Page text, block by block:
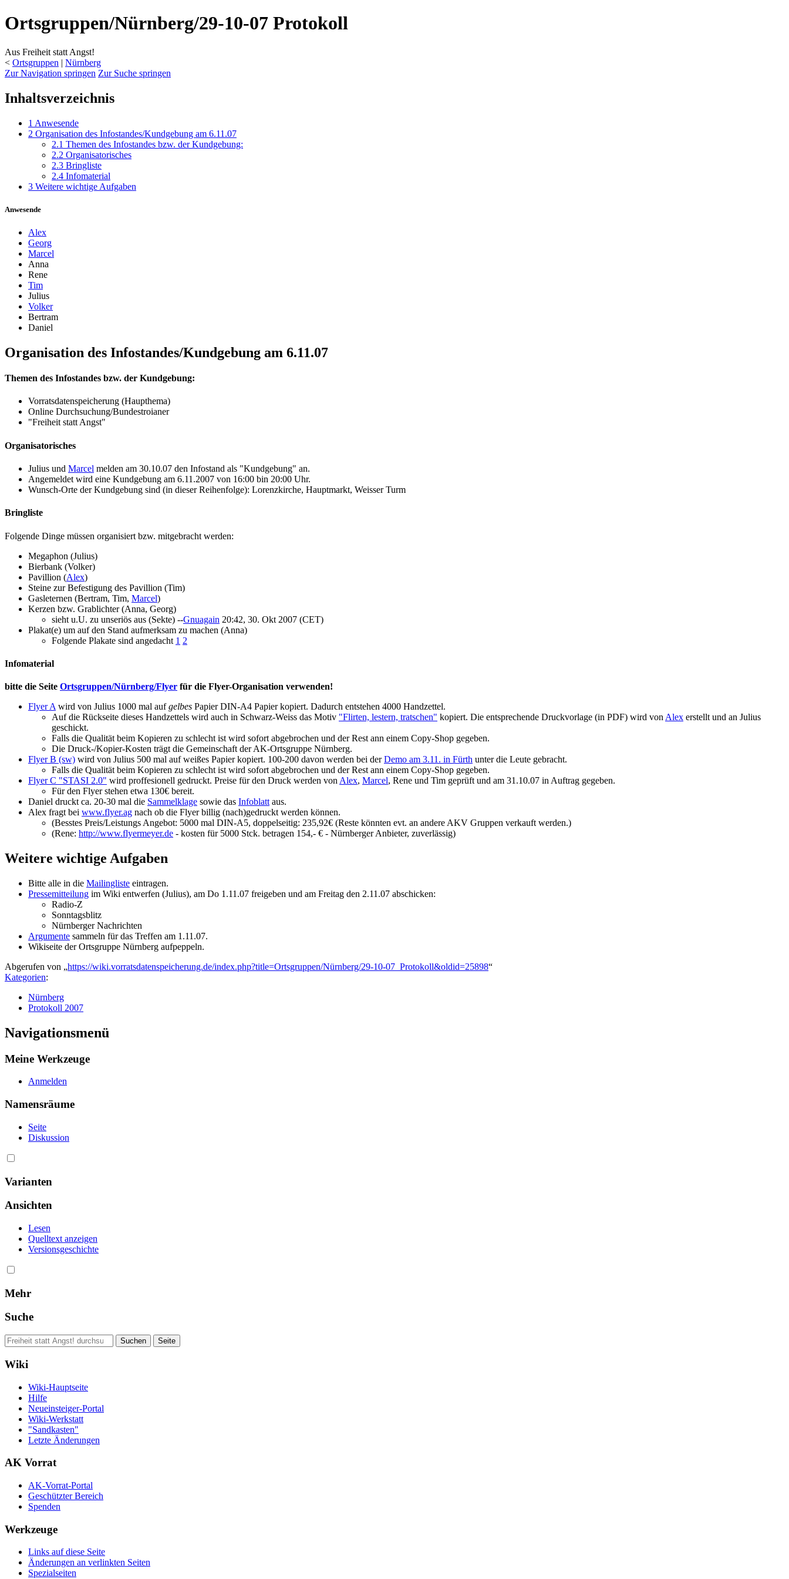
Ortsgruppen/Nürnberg/29-10-07 Protokoll
Aus Freiheit statt Angst!
< Ortsgruppen ‎ | Nürnberg
Zur Navigation springen Zur Suche springen
Inhaltsverzeichnis
1 Anwesende
2 Organisation des Infostandes/Kundgebung am 6.11.07
2.1 Themen des Infostandes bzw. der Kundgebung:
2.2 Organisatorisches
2.3 Bringliste
2.4 Infomaterial
3 Weitere wichtige Aufgaben
Anwesende
Alex
Georg
Marcel
Anna
Rene
Tim
Julius
Volker
Bertram
Daniel
Organisation des Infostandes/Kundgebung am 6.11.07
Themen des Infostandes bzw. der Kundgebung:
Vorratsdatenspeicherung (Haupthema)
Online Durchsuchung/Bundestroianer
"Freiheit statt Angst"
Organisatorisches
Julius und Marcel melden am 30.10.07 den Infostand als "Kundgebung" an.
Angemeldet wird eine Kundgebung am 6.11.2007 von 16:00 bin 20:00 Uhr.
Wunsch-Orte der Kundgebung sind (in dieser Reihenfolge): Lorenzkirche, Hauptmarkt, Weisser Turm
Bringliste
Folgende Dinge müssen organisiert bzw. mitgebracht werden:
Megaphon (Julius)
Bierbank (Volker)
Pavillion (Alex)
Steine zur Befestigung des Pavillion (Tim)
Gasleternen (Bertram, Tim, Marcel)
Kerzen bzw. Grablichter (Anna, Georg)
sieht u.U. zu unseriös aus (Sekte) --Gnuagain 20:42, 30. Okt 2007 (CET)
Plakat(e) um auf den Stand aufmerksam zu machen (Anna)
Folgende Plakate sind angedacht 1 2
Infomaterial
bitte die Seite Ortsgruppen/Nürnberg/Flyer für die Flyer-Organisation verwenden!
Flyer A wird von Julius 1000 mal aufgelbes Papier DIN-A4 Papier kopiert. Dadurch entstehen 4000 Handzettel.
Auf die Rückseite dieses Handzettels wird auch in Schwarz-Weiss das Motiv "Flirten, lestern, tratschen" kopiert. Die entsprechende Druckvorlage (in PDF) wird von Alex erstellt und an Julius
geschickt.
Falls die Qualität beim Kopieren zu schlecht ist wird sofort abgebrochen und der Rest ann einem Copy-Shop gegeben.
Die Druck-/Kopier-Kosten trägt die Gemeinschaft der AK-Ortsgruppe Nürnberg.
Flyer B (sw) wird von Julius 500 mal auf weißes Papier kopiert. 100-200 davon werden bei derDemo am 3.11. in Fürth unter die Leute gebracht.
Falls die Qualität beim Kopieren zu schlecht ist wird sofort abgebrochen und der Rest ann einem Copy-Shop gegeben.
Flyer C "STASI 2.0" wird proffesionell gedruckt. Preise für den Druck werden von Alex, Marcel, Rene und Tim geprüft und am 31.10.07 in Auftrag gegeben.
Für den Flyer stehen etwa 130€ bereit.
Daniel druckt ca. 20-30 mal die Sammelklage sowie das Infoblatt aus.
Alex fragt bei www.flyer.ag nach ob die Flyer billig (nach)gedruckt werden können.
(Besstes Preis/Leistungs Angebot: 5000 mal DIN-A5, doppelseitig: 235,92€ (Reste könnten evt. an andere AKV Gruppen verkauft werden.)
(Rene: http://www.flyermeyer.de - kosten für 5000 Stck. betragen 154,- € - Nürnberger Anbieter, zuverlässig)
Weitere wichtige Aufgaben
Bitte alle in die Mailingliste eintragen.
Pressemitteilung im Wiki entwerfen (Julius), am Do 1.11.07 freigeben und am Freitag den 2.11.07 abschicken:
Radio-Z
Sonntagsblitz
Nürnberger Nachrichten
Argumente sammeln für das Treffen am 1.11.07.
Wikiseite der Ortsgruppe Nürnberg aufpeppeln.
Abgerufen von „https://wiki.vorratsdatenspeicherung.de/index.php?title=Ortsgruppen/Nürnberg/29-10-07_Protokoll&oldid=25898“
Kategorien:
Nürnberg
Protokoll 2007
Navigationsmenü
Meine Werkzeuge
Anmelden
Namensräume
Seite
Diskussion
Varianten
Ansichten
Lesen
Quelltext anzeigen
Versionsgeschichte
Mehr
Suche
Wiki
Wiki-Hauptseite
Hilfe
Neueinsteiger-Portal
Wiki-Werkstatt
"Sandkasten"
Letzte Änderungen
AK Vorrat
AK-Vorrat-Portal
Geschützter Bereich
Spenden
Werkzeuge
Links auf diese Seite
Änderungen an verlinkten Seiten
Spezialseiten